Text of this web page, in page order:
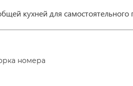
кухней для
номера